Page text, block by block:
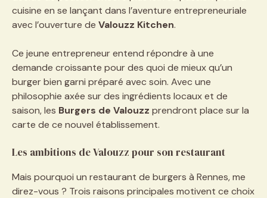
cuisine en se lançant dans l’aventure entrepreneuriale
avec l’ouverture de Valouzz Kitchen.
Ce jeune entrepreneur entend répondre à une
demande croissante pour des quoi de mieux qu’un
burger bien garni préparé avec soin. Avec une
philosophie axée sur des ingrédients locaux et de
saison, les Burgers de Valouzz prendront place sur la
carte de ce nouvel établissement.
Les ambitions de Valouzz pour son restaurant
Mais pourquoi un restaurant de burgers à Rennes, me
direz-vous ? Trois raisons principales motivent ce choix